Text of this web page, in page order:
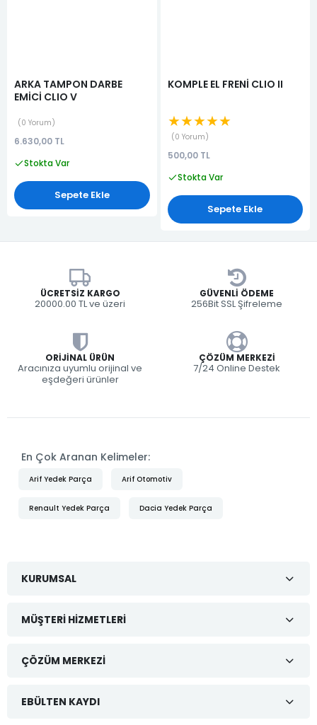
ARKA TAMPON DARBE
EMİCİ CLIO V
0 Yorum
6.630,00 TL
Stokta Var
Sepete Ekle
KOMPLE EL FRENİ CLIO II
★★★★★
0 Yorum
500,00 TL
Stokta Var
Sepete Ekle
ÜCRETSIZ KARGO
20000.00 TL ve üzeri
GÜVENLI ÖDEME
256Bit SSL Şifreleme
ORIJINAL ÜRÜN
Aracınıza uyumlu orijinal ve
eşdeğeri ürünler
ÇÖZÜM MERKEZI
7/24 Online Destek
En Çok Aranan Kelimeler:
Arif Yedek Parça Arif Otomotiv
Renault Yedek Parça Dacia Yedek Parça
KURUMSAL
MÜŞTERI HIZMETLERI
ÇÖZÜM MERKEZI
EBÜLTEN KAYDI